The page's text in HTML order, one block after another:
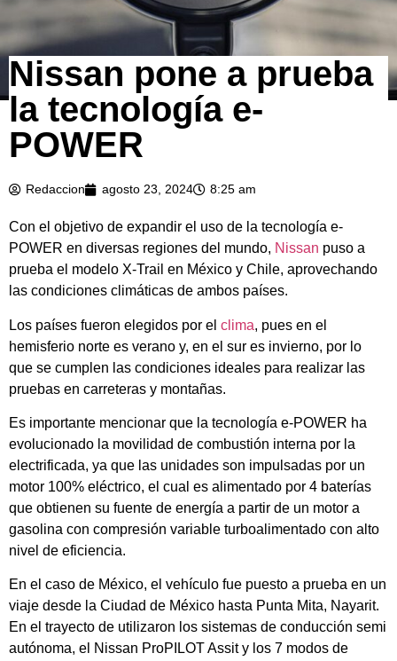
Nissan pone a prueba
la tecnología e-
POWER
Redaccion agosto 23, 2024 8:25 am
Con el objetivo de expandir el uso de la tecnología e-
POWER en diversas regiones del mundo, Nissan puso a
prueba el modelo X-Trail en México y Chile, aprovechando
las condiciones climáticas de ambos países.
Los países fueron elegidos por el clima, pues en el
hemisferio norte es verano y, en el sur es invierno, por lo
que se cumplen las condiciones ideales para realizar las
pruebas en carreteras y montañas.
Es importante mencionar que la tecnología e-POWER ha
evolucionado la movilidad de combustión interna por la
electrificada, ya que las unidades son impulsadas por un
motor 100% eléctrico, el cual es alimentado por 4 baterías
que obtienen su fuente de energía a partir de un motor a
gasolina con compresión variable turboalimentado con alto
nivel de eficiencia.
En el caso de México, el vehículo fue puesto a prueba en un
viaje desde la Ciudad de México hasta Punta Mita, Nayarit.
En el trayecto de utilizaron los sistemas de conducción semi
autónoma, el Nissan ProPILOT Assit y los 7 modos de